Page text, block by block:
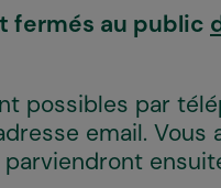
fermés au public
possibles par
email. Vous